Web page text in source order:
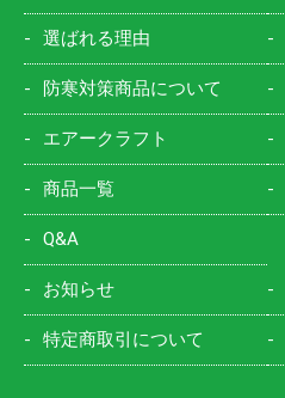
選ばれる理由
防寒対策商品について
エアークラフト
商品一覧
Q&A
お知らせ
特定商取引について